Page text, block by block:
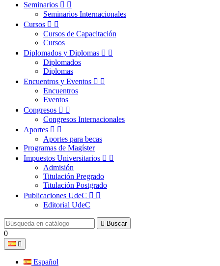
Seminarios  
Seminarios Internacionales
Cursos  
Cursos de Capacitación
Cursos
Diplomados y Diplomas  
Diplomados
Diplomas
Encuentros y Eventos  
Encuentros
Eventos
Congresos  
Congresos Internacionales
Aportes  
Aportes para becas
Programas de Magíster
Impuestos Universitarios  
Admisión
Titulación Pregrado
Titulación Postgrado
Publicaciones UdeC  
Editorial UdeC
 Buscar
0

Español